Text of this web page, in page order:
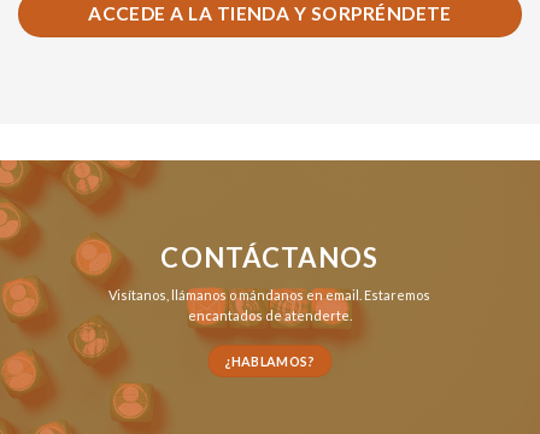
ACCEDE A LA TIENDA Y SORPRÉNDETE
CONTÁCTANOS
Visítanos, llámanosomándanos en email . Estaremos
encantados de atenderte.
¿HABLAMOS?